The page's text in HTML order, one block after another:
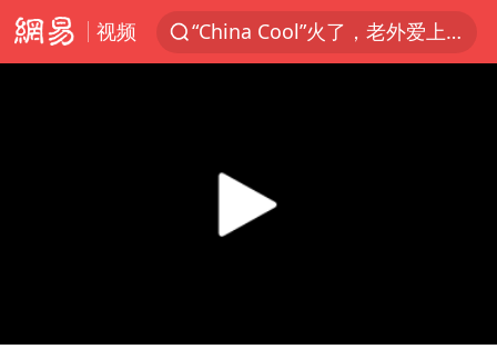
视频
“China Cool”火了，老外爱上中国避暑游
香港宏福苑火灾或由烟头引起
四川宜宾3.4级地震
多所高校取消艺考
Play